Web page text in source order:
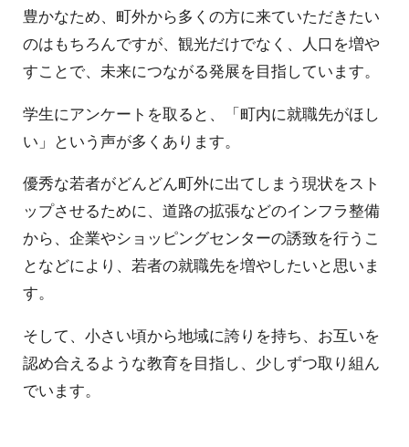
豊かなため、町外から多くの方に来ていただきたい
のはもちろんですが、観光だけでなく、人口を増や
すことで、未来につながる発展を目指しています。
学生にアンケートを取ると、「町内に就職先がほし
い」という声が多くあります。
優秀な若者がどんどん町外に出てしまう現状をスト
ップさせるために、道路の拡張などのインフラ整備
から、企業やショッピングセンターの誘致を行うこ
となどにより、若者の就職先を増やしたいと思いま
す。
そして、小さい頃から地域に誇りを持ち、お互いを
認め合えるような教育を目指し、少しずつ取り組ん
でいます。